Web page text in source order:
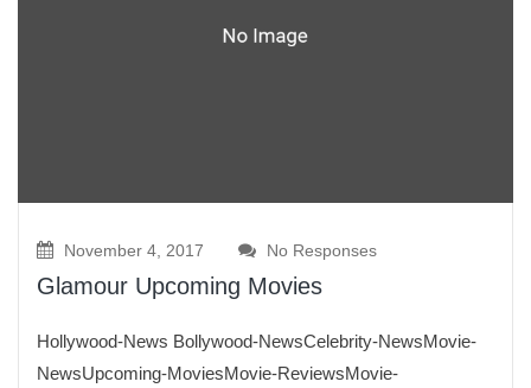
November 4, 2017 No Responses
Glamour Upcoming Movies
Hollywood-News Bollywood-NewsCelebrity-NewsMovie-
NewsUpcoming-MoviesMovie-ReviewsMovie-